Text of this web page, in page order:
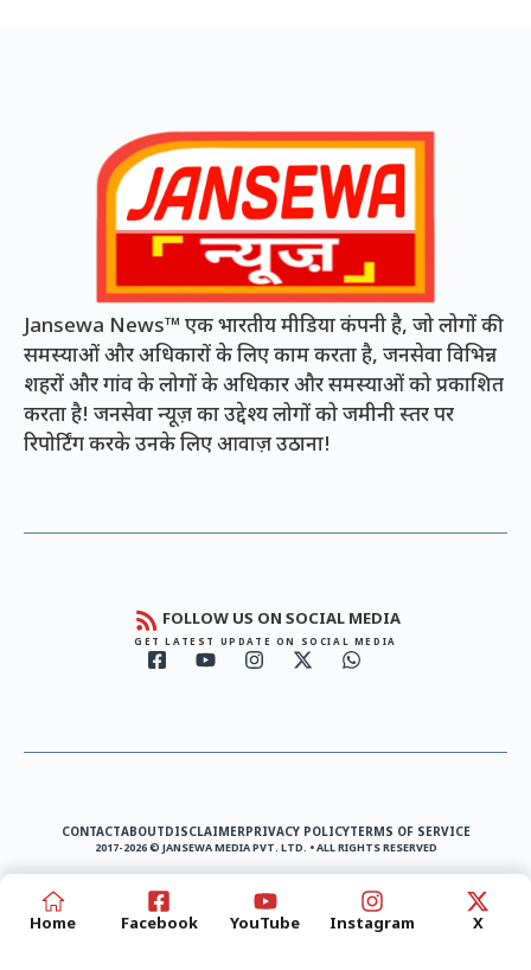
Jansewa News™ एक भारतीय मीडिया कंपनी है, जो लोगों की
समस्याओं और अधिकारों के लिए काम करता है, जनसेवा विभिन्न
शहरों और गांव के लोगों के अधिकार और समस्याओं को प्रकाशित
करता है! जनसेवा न्यूज़ का उद्देश्य लोगों को जमीनी स्तर पर
रिपोर्टिंग करके उनके लिए आवाज़ उठाना!
FOLLOW US ON SOCIAL MEDIA
GET LATEST UPDATE ON SOCIAL MEDIA
CONTACTABOUTDISCLAIMERPRIVACY POLICYTERMS OF SERVICE
2017-2026 © JANSEWA MEDIA PVT. LTD. • ALL RIGHTS RESERVED
Home Facebook YouTube Instagram X